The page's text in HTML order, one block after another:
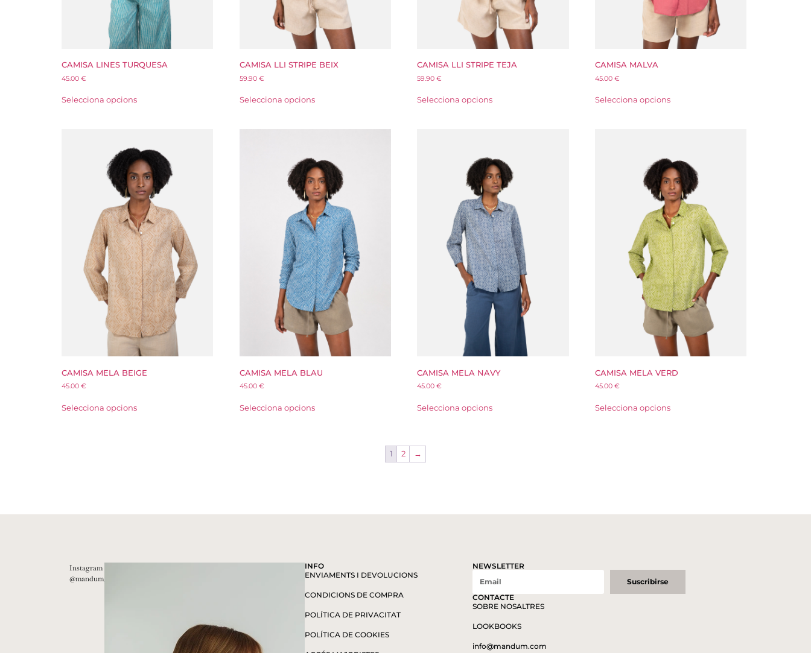
CAMISA LINES TURQUESA
45.00 €
Selecciona opcions
CAMISA LLI STRIPE BEIX
59.90 €
Selecciona opcions
CAMISA LLI STRIPE TEJA
59.90€
Selecciona opcions
CAMISA MALVA
45.00€
Selecciona opcions
CAMISA MELA BEIGE
45.00 €
Selecciona opcions
CAMISA MELA BLAU
45.00 €
Selecciona opcions
CAMISA MELA NAVY
45.00€
Selecciona opcions
CAMISA MELA VERD
45.00€
Selecciona opcions
1 2 →
Instagram
@mandum__
INFO
ENVIAMENTS I DEVOLUCIONS
CONDICIONS DE COMPRA
POLÍTICA DE PRIVACITAT
POLÍTICA DE COOKIES
NEWSLETTER
Suscribirse
CONTACTE
SOBRE NOSALTRES
LOOKBOOKS
info@mandum.com